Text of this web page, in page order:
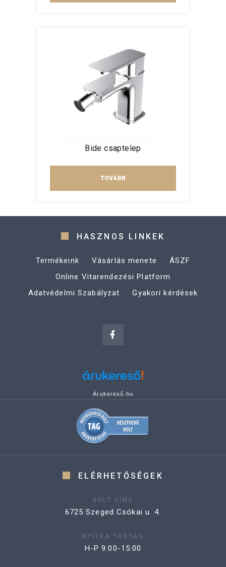
Bide csaptelep
TOVÁBB
HASZNOS LINKEK
Termékeink Vásárlás menete
ÁSZF
Online Vitarendezési Platform
Adatvédelmi Szabályzat
Gyakori kérdések
Árukereső.hu
ELÉRHETŐSÉGEK
BOLT CÍME
6725 Szeged Csókai u. 4.
NYITVA TARTÁS
H-P 9:00-15:00